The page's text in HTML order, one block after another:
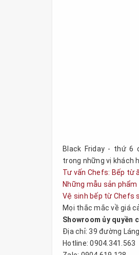
Black Friday - thứ 6
trong những vị khách
Tư vấn Chefs: Bếp từ
Những mẫu sản
Vệ sinh bếp từ Chefs
Mọi thắc mắc về giá
Showroom ủy quyền
Địa chỉ: 39 đường
Hotline: 0904.341.563